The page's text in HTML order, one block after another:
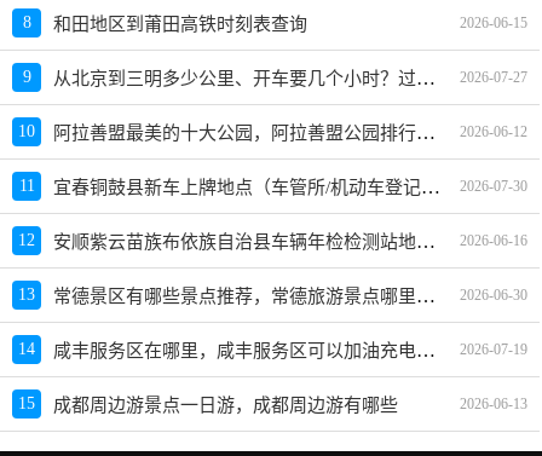
8 和田地区到莆田高铁时刻表查询 2026-06-15
9 从北京到三明多少公里、开车要几个小时？过路费、油费等 2026-07-27
10 阿拉善盟最美的十大公园，阿拉善盟公园排行榜哪个最好玩 2026-06-12
11 宜春铜鼓县新车上牌地点（车管所/机动车登记服务站）、上班时间、电话 2026-07-30
12 安顺紫云苗族布依族自治县车辆年检检测站地址、电话、上班时间 2026-06-16
13 常德景区有哪些景点推荐，常德旅游景点哪里好玩 2026-06-30
14 咸丰服务区在哪里，咸丰服务区可以加油充电吗？ 2026-07-19
15 成都周边游景点一日游，成都周边游有哪些 2026-06-13